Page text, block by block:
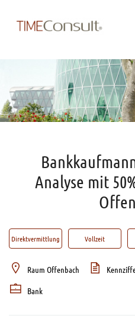
Analyse mit
Direktvermittlung Vollzeit
Raum Offenbach
Bank